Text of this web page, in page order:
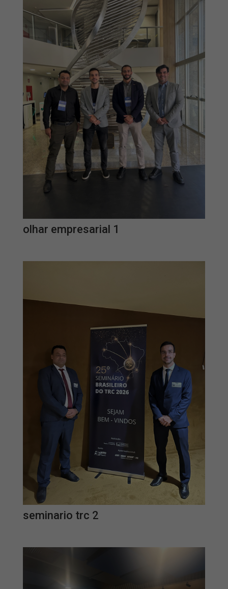
olhar empresarial 1
seminario trc 2